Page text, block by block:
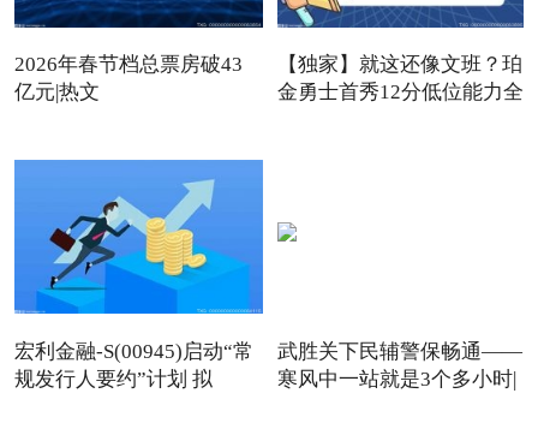
2026年春节档总票房破43
亿元|热文
【独家】就这还像文班？珀
金勇士首秀12分低位能力全
宏利金融-S(00945)启动“常
规发行人要约”计划 拟
武胜关下民辅警保畅通——
寒风中一站就是3个多小时|